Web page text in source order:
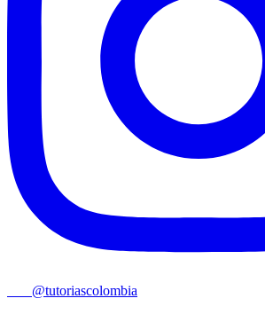
@tutoriascolombia